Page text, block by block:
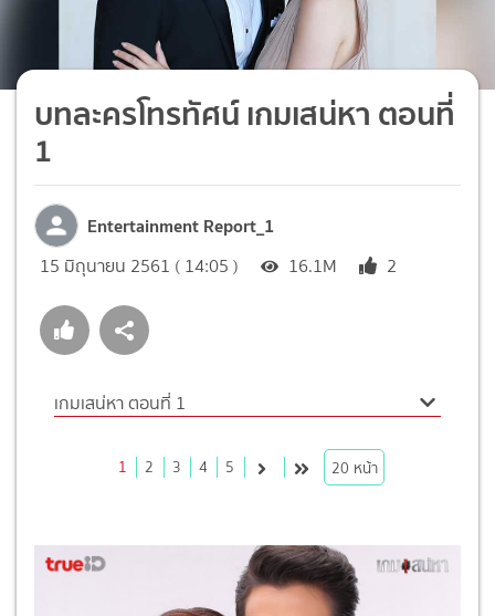
บทละครโทรทัศน์ เกมเสน่หา ตอนที่
1
Entertainment Report_1
15 มิถุนายน 2561 ( 14:05 ) 16.1M 2
เกมเสน่หา ตอนที่ 1
1 2 3 4 5 20 หน้า